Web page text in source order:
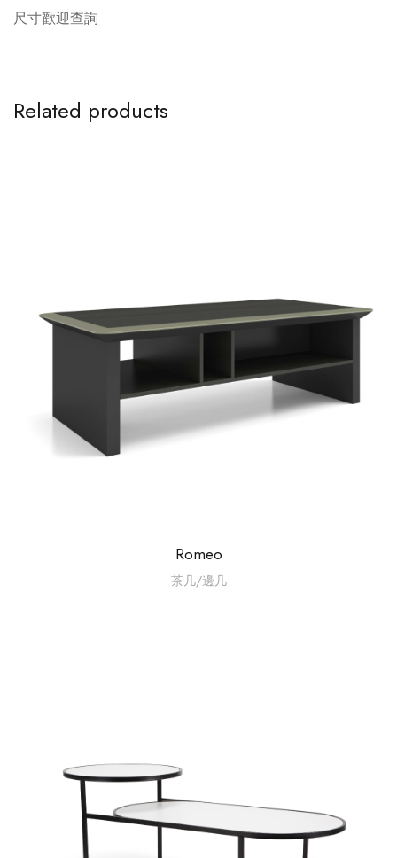
尺寸歡迎查詢
Related products
Romeo
茶几/邊几